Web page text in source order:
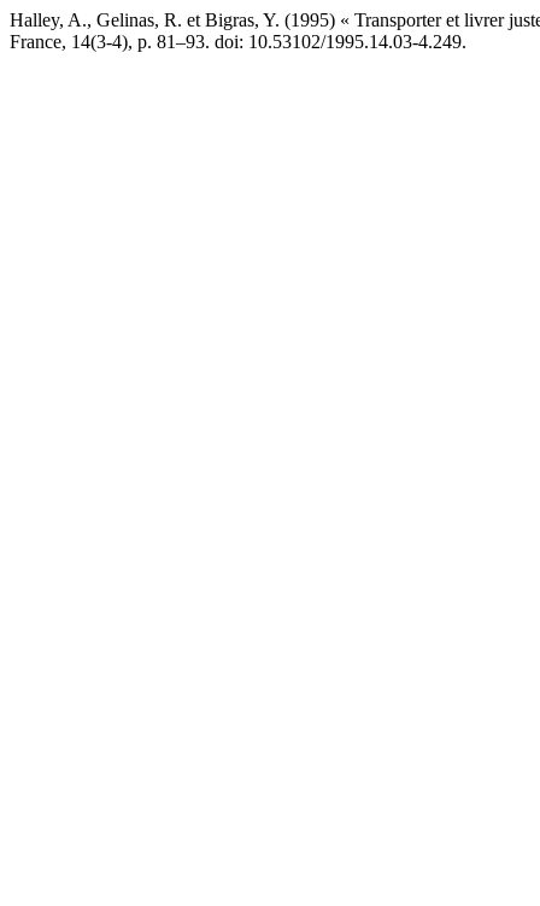
Halley, A., Gelinas, R. et Bigras, Y. (1995) « Transporter et livrer
France, 14(3-4), p. 81–93. doi: 10.53102/1995.14.03-4.249.